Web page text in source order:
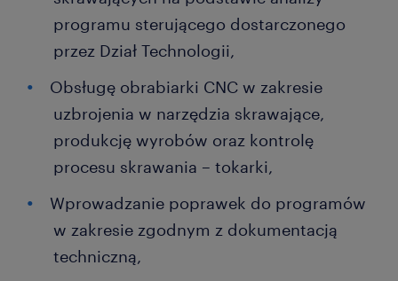
programu sterującego dostarczonego
przez Dział Technologii,
Obsługę obrabiarki CNC w zakresie
uzbrojenia w narzędzia skrawające,
produkcję wyrobów oraz kontrolę
procesu skrawania – tokarki,
Wprowadzanie poprawek do programów
w zakresie zgodnym z dokumentacją
techniczną,